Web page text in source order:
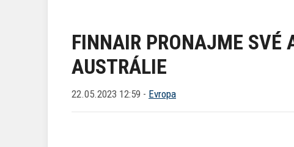
FINNAIR PRONAJME SVÉ
AUSTRÁLIE
22.05.2023 12:59 - Evropa